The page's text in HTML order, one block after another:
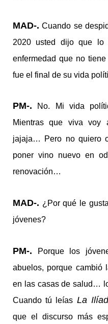
MAD-. Cuando se
2020 usted dijo que lo
enfermedad que no
fue el final de su vida
PM-. No. Mi vida
Mientras que viva
jajaja… Pero no quiero
poner vino nuevo en
renovación…
MAD-. ¿Por qué le
jóvenes?
PM-. Porque los
abuelos, porque cambió
en las casas de salud…
Cuando tú leías La
que el discurso más